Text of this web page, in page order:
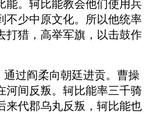
能。轲比能教会他们使用兵
不少中原文化。所以他统率
打猎，高举军旗，以击鼓作
通过阎柔向朝廷进贡。曹操
河间反叛。轲比能率三千骑
来代郡乌丸反叛，轲比能也